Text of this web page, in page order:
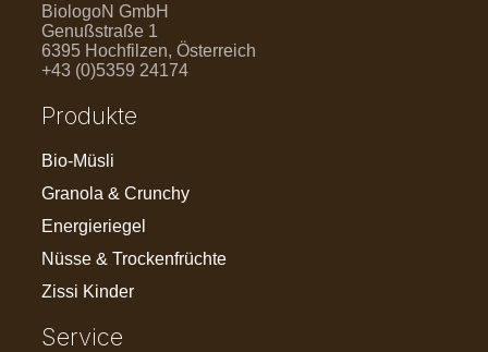
BiologoN GmbH
Genußstraße 1
6395 Hochfilzen, Österreich
+43 (0)5359 24174
Produkte
Bio-Müsli
Granola & Crunchy
Energieriegel
Nüsse & Trockenfrüchte
Zissi Kinder
Service